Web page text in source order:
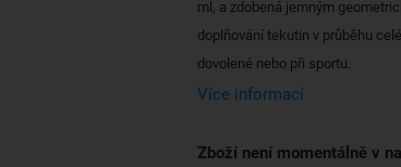
ml, a zdobená jemným
doplňování tekutin v průběhu
dovolené nebo při sportu.
Více informací
Zboží není momentálně v